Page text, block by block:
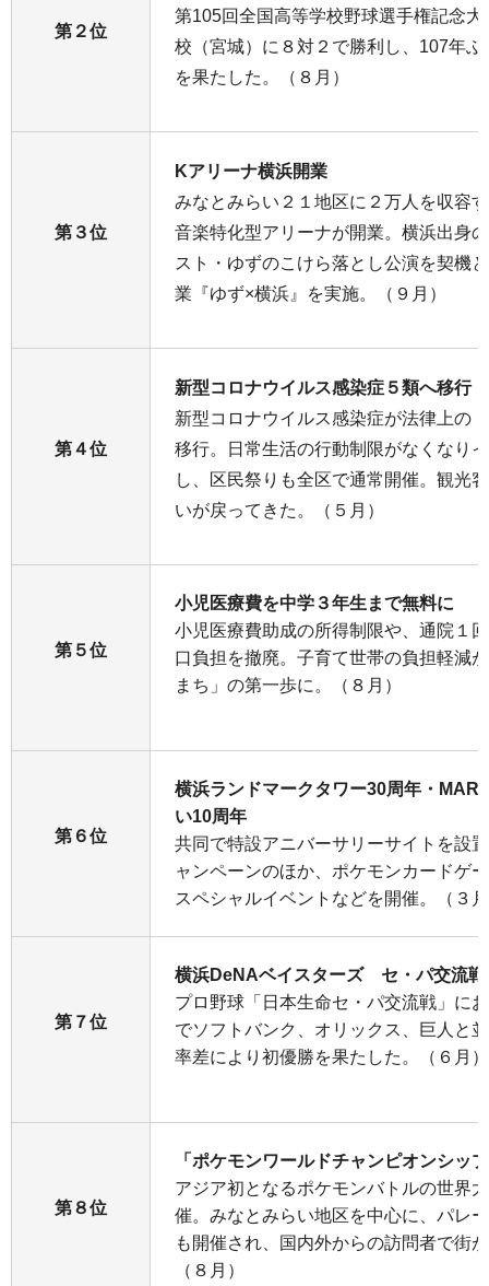
第２位
第105回全国高等学校野球選手権記念
校（宮城）に８対２で勝利し、107年
を果たした。（８月）
第３位
Kアリーナ横浜開業
みなとみらい２１地区に２万人を収容
音楽特化型アリーナが開業。横浜出身
スト・ゆずのこけら落とし公演を契機
業『ゆず×横浜』を実施。（９月）
第４位
新型コロナウイルス感染症５類へ移行
新型コロナウイルス感染症が法律上の
移行。日常生活の行動制限がなくなり
し、区民祭りも全区で通常開催。観光
いが戻ってきた。（５月）
第５位
小児医療費を中学３年生まで無料に
小児医療費助成の所得制限や、通院１
口負担を撤廃。子育て世帯の負担軽減
まち」の第一歩に。（８月）
第６位
横浜ランドマークタワー30周年・
い10周年
共同で特設アニバーサリーサイトを設
ャンペーンのほか、ポケモンカードゲ
スペシャルイベントなどを開催。（３
第７位
横浜DeNAベイスターズ セ・パ交流戦
プロ野球「日本生命セ・パ交流戦」に
でソフトバンク、オリックス、巨人と
率差により初優勝を果たした。（６月）
第８位
「ポケモンワールドチャンピオンシッ
アジア初となるポケモンバトルの世界
催。みなとみらい地区を中心に、パレ
も開催され、国内外からの訪問者で街
（８月）